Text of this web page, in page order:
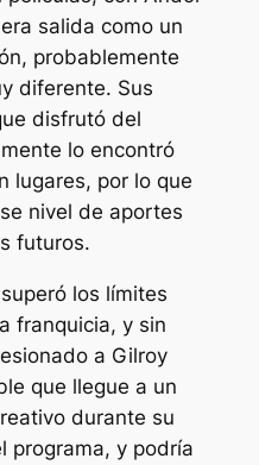
salida como un
probablemente
diferente. Sus
disfrutó del
lo encontró
lugares, por lo que
nivel de aportes
futuros.
los límites
franquicia, y sin
a Gilroy
que llegue a un
durante su
programa, y ​​podría